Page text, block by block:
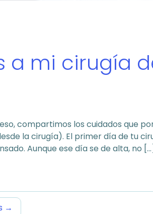
a mi cirugía
compartimos los cuidados que
la cirugía). El primer día de tu
Aunque ese día se de alta, no […]
→